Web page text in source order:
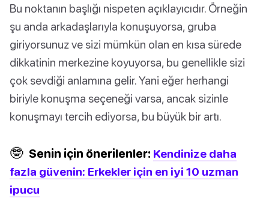
Bu noktanın başlığı nispeten açıklayıcıdır. Örneğin
şu anda arkadaşlarıyla konuşuyorsa, gruba
giriyorsunuz ve sizi mümkün olan en kısa sürede
dikkatinin merkezine koyuyorsa, bu genellikle sizi
çok sevdiği anlamına gelir. Yani eğer herhangi
biriyle konuşma seçeneği varsa, ancak sizinle
konuşmayı tercih ediyorsa, bu büyük bir artı.
🤓 Senin için önerilenler: Kendinize daha
fazla güvenin: Erkekler için en iyi 10 uzman
ipucu